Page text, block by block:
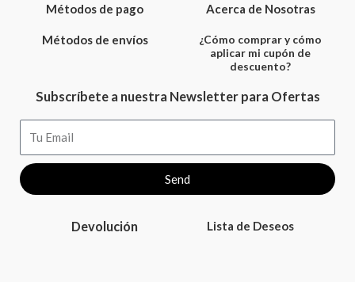
Métodos de pago
Métodos de envíos
Acerca de Nosotras
¿Cómo comprar y cómo
aplicar mi cupón de
descuento?
Subscríbete a nuestra Newsletter para Ofertas
Send
Devolución Lista de Deseos